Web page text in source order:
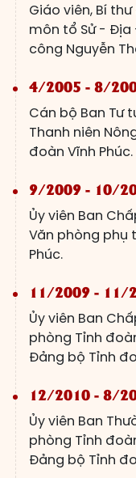
Giáo viên, Bí
môn tổ Sử - Địa
công Nguyễn
4/2005 - 8/
Cán bộ Ban Tư
Thanh niên
đoàn Vĩnh Phúc.
9/2009 - 10/
Ủy viên Ban
Văn phòng phụ
Phúc.
11/2009 - 11/
Ủy viên Ban
phòng Tỉnh
Đảng bộ Tỉnh
12/2010 - 8/
Ủy viên Ban
phòng Tỉnh
Đảng bộ Tỉnh